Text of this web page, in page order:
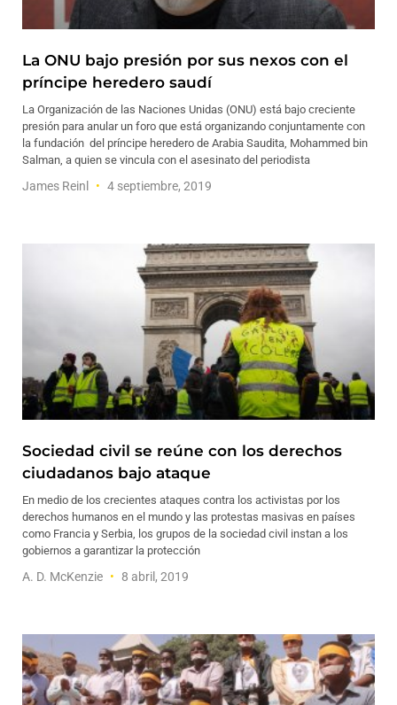
La ONU bajo presión por sus nexos con el
príncipe heredero saudí
La Organización de las Naciones Unidas (ONU) está bajo creciente
presión para anular un foro que está organizando conjuntamente con
la fundación del príncipe heredero de Arabia Saudita, Mohammed bin
Salman, a quien se vincula con el asesinato del periodista
James Reinl 4 septiembre, 2019
Sociedad civil se reúne con los derechos
ciudadanos bajo ataque
En medio de los crecientes ataques contra los activistas por los
derechos humanos en el mundo y las protestas masivas en países
como Francia y Serbia, los grupos de la sociedad civil instan a los
gobiernos a garantizar la protección
A. D. McKenzie 8 abril, 2019